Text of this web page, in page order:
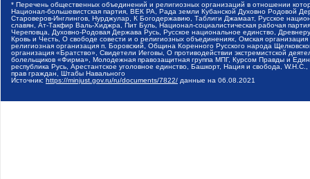
* Перечень общественных объединений и религиозных организаций в отношении
Национал-большевистская партия, ВЕК РА, Рада земли Кубанской Духовно Родовой
Староверов-Инглингов, Нурджулар, К Богодержавию, Таблиги Джамаат, Русское
славян, Ат-Такфир Валь-Хиджра, Пит Буль, Национал-социалистическая рабочая
Череповца, Духовно-Родовая Держава Русь, Русское национальное единство,
Кровь и Честь, О свободе совести и о религиозных объединениях, Омская
религиозная организация п. Боровский, Община Коренного Русского народа
организация «Братство», Свидетели Иеговы, О противодействии экстремистской
болельщиков «Фирма», Молодежная правозащитная группа МПГ, Курсом Правды и
республика Русь, Арестантское уголовное единство, Башкорт, Нация и свобода,
прав граждан, Штабы Навального
Источник: https://minjust.gov.ru/ru/documents/7822/ данные на 06.08.2021